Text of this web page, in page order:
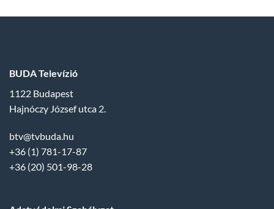
BUDA Televízió
1122 Budapest
Hajnóczy József utca 2.
btv@tvbuda.hu
+36 (1) 781-17-87
+36 (20) 501-98-28